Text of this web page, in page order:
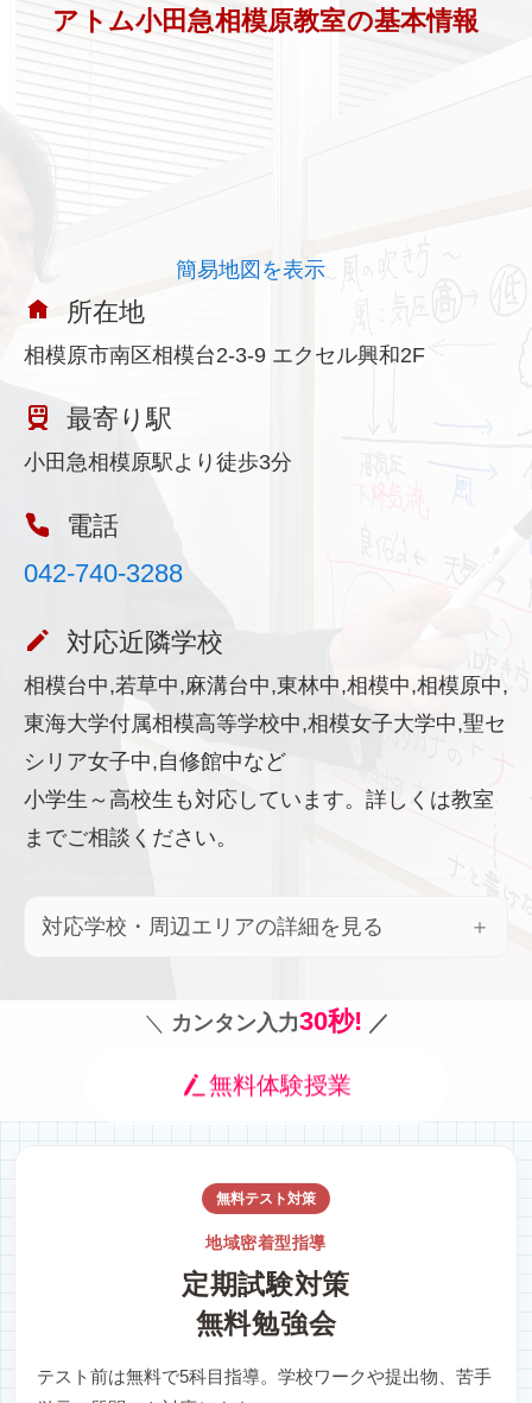
アトム小田急相模原教室の基本情報
簡易地図を表示
所在地
相模原市南区相模台2-3-9 エクセル興和2F
最寄り駅
小田急相模原駅より徒歩3分
電話
042-740-3288
対応近隣学校
相模台中,若草中,麻溝台中,東林中,相模中,相模原中,
東海大学付属相模高等学校中,相模女子大学中,聖セ
シリア女子中,自修館中など
小学生～高校生も対応しています。詳しくは教室
までご相談ください。
対応学校・周辺エリアの詳細を見る
＼ カンタン入力30秒! ／
無料体験授業
無料テスト対策
地域密着型指導
定期試験対策
無料勉強会
テスト前は無料で5科目指導。学校ワークや提出物、苦手